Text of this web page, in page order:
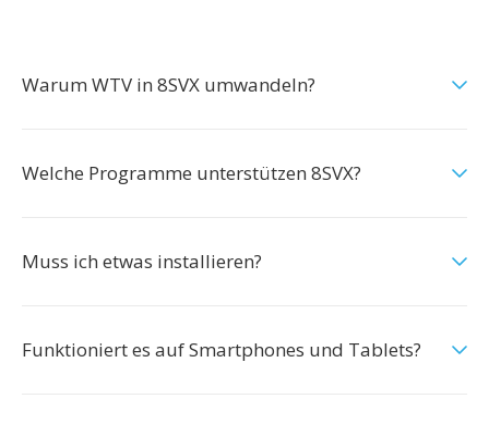
Warum WTV in 8SVX umwandeln?
Welche Programme unterstützen 8SVX?
Muss ich etwas installieren?
Funktioniert es auf Smartphones und Tablets?